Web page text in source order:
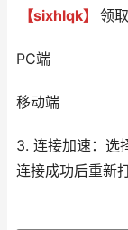
【sixhlqk】
领
PC端
移动端
3. 连接加速：选
连接成功后重新